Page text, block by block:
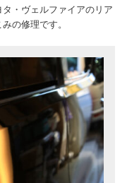
・ヴェルファイアのリア
の修理です。